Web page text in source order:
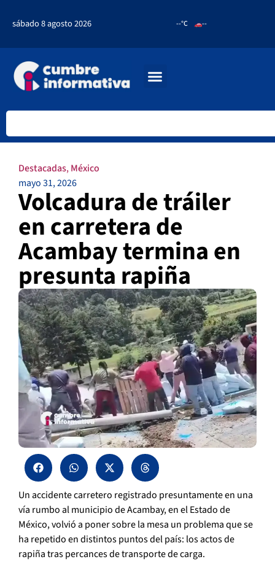
sábado 8 agosto 2026 --°C --
Destacadas,México
mayo 31, 2026
Volcadura de tráiler
en carretera de
Acambay termina en
presunta rapiña
Un accidente carretero registrado presuntamente en una
vía rumbo al municipio de Acambay, en el Estado de
México, volvió a poner sobre la mesa un problema que se
ha repetido en distintos puntos del país: los actos de
rapiña tras percances de transporte de carga.